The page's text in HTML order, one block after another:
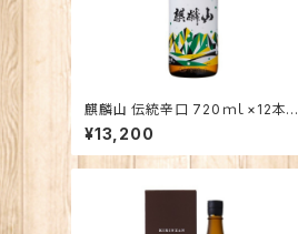
麒麟山 伝統辛口 720ｍｌ×12本（1
ケース）
¥13,200